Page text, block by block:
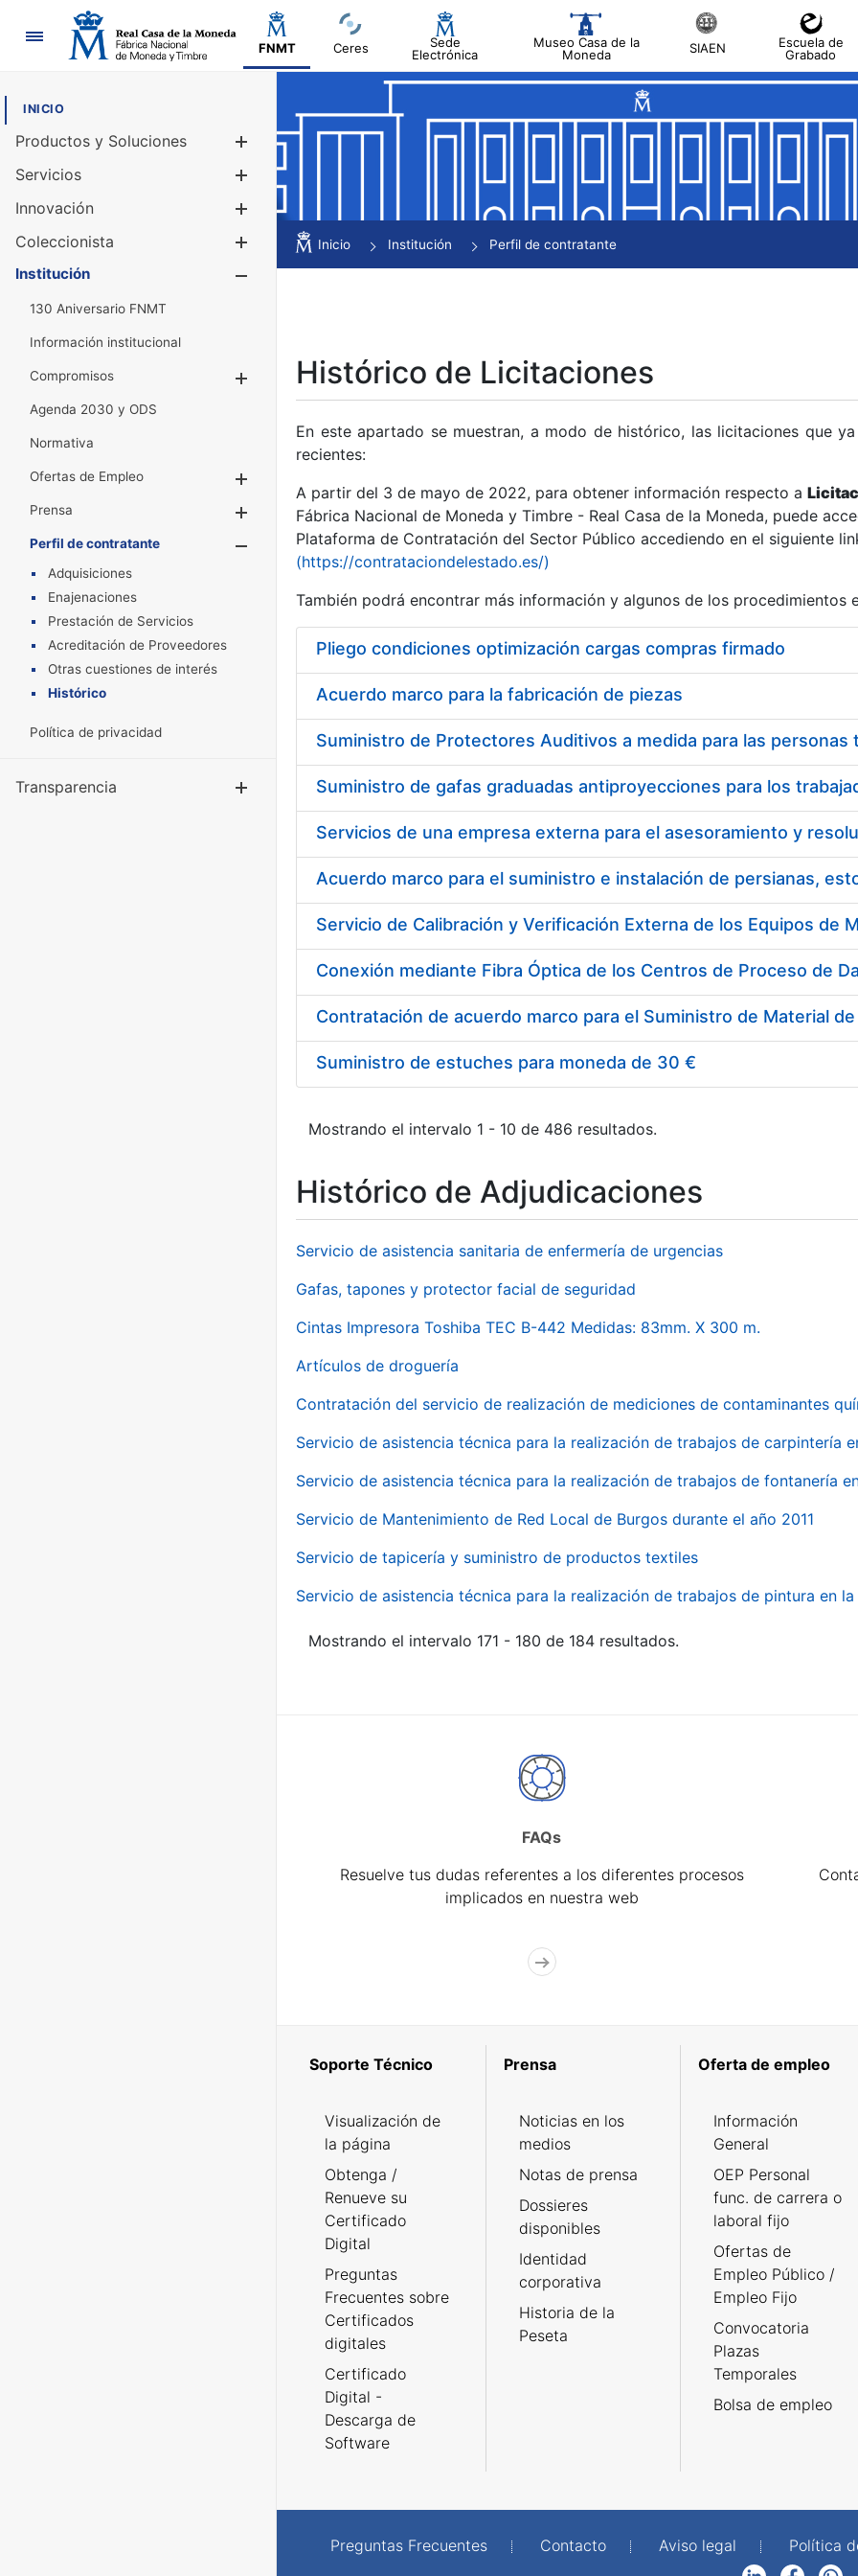
Navegación
FNMT Ceres
Sede
Electrónica
Museo Casa de la
Moneda
SIAEN
Escuela de
Grabado
INICIO
Productos y Soluciones
Mostrar/Ocultar
Servicios
Innovación
Coleccionista
Mostrar/Ocultar
Institución
130 Aniversario FNMT
Información institucional
Compromisos
Mostrar/Ocultar
Agenda 2030 y ODS
Normativa
Ofertas de Empleo
Prensa
Mostrar/Ocultar
Perfil de contratante
Mostrar/Ocultar
Adquisiciones
Enajenaciones
Prestación de Servicios
Acreditación de Proveedores
Otras cuestiones de interés
Histórico
Política de privacidad
Transparencia Mostrar/Ocultar
Inicio Institución Perfil de contratante
Histórico de Licitaciones
En este apartado se muestran, a modo de histórico, las licitaciones que
recientes:
A partir del 3 de mayo de 2022, para obtener información respecto a
Fábrica Nacional de Moneda y Timbre - Real Casa de la Moneda, puede
Plataforma de Contratación del Sector Público accediendo en el siguiente
(https://contrataciondelestado.es/)
También podrá encontrar más información y algunos de los procedimientos
Pliego condiciones optimización cargas compras firmado
Acuerdo marco para la fabricación de piezas
Acuerdo marco para el suministro e instalación de persianas,
Suministro de estuches para moneda de 30 €
Mostrando el intervalo 1 - 10 de 486 resultados.
Histórico de Adjudicaciones
Servicio de asistencia sanitaria de enfermería de urgencias
Gafas, tapones y protector facial de seguridad
Cintas Impresora Toshiba TEC B-442 Medidas: 83mm. X 300 m.
Artículos de droguería
Contratación del servicio de realización de mediciones de contaminantes
Servicio de asistencia técnica para la realización de trabajos de carpintería
Servicio de asistencia técnica para la realización de trabajos de fontanería
Servicio de Mantenimiento de Red Local de Burgos durante el año 2011
Servicio de tapicería y suministro de productos textiles
Servicio de asistencia técnica para la realización de trabajos de pintura en
Mostrando el intervalo 171 - 180 de 184 resultados.
FAQs
Resuelve tus dudas referentes a los diferentes procesos
implicados en nuestra web
Soporte Técnico
Visualización de
la página
Obtenga /
Renueve su
Certificado
Digital
Preguntas
Frecuentes sobre
Certificados
digitales
Certificado
Digital -
Descarga de
Software
Prensa
Noticias en los
medios
Notas de prensa
Dossieres
disponibles
Identidad
corporativa
Historia de la
Peseta
Oferta de empleo
Información
General
OEP Personal
func. de carrera o
laboral fijo
Ofertas de
Empleo Público /
Empleo Fijo
Convocatoria
Plazas
Temporales
Bolsa de empleo
Preguntas Frecuentes Contacto Aviso legal Política